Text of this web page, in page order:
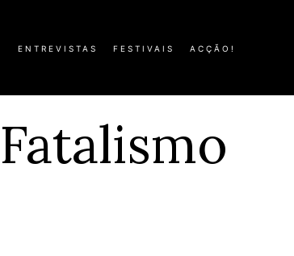
ENTREVISTAS FESTIVAIS ACÇÃO!
Fatalismo